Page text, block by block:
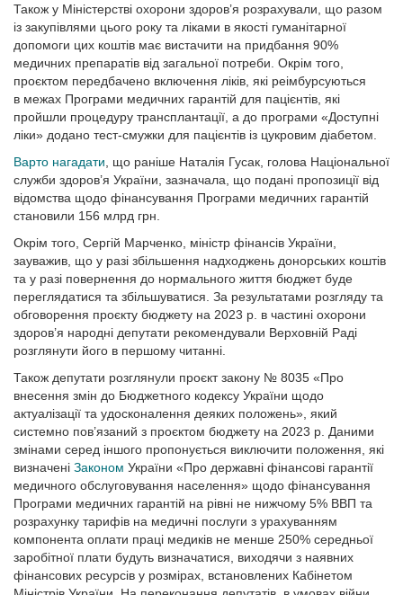
Також у Міністерстві охорони здоров’я розрахували, що разом
із закупівлями цього року та ліками в якості гуманітарної
допомоги цих коштів має вистачити на придбання 90%
медичних препаратів від загальної потреби. Окрім того,
проєктом передбачено включення ліків, які реімбурсуються
в межах Програми медичних гарантій для пацієнтів, які
пройшли процедуру трансплантації, а до програми «Доступні
ліки» додано тест-смужки для пацієнтів із цукровим діабетом.
Варто нагадати , що раніше Наталія Гусак, голова Національної
служби здоров’я України, зазначала, що подані пропозиції від
відомства щодо фінансування Програми медичних гарантій
становили 156 млрд грн.
Окрім того, Сергій Марченко, міністр фінансів України,
зауважив, що у разі збільшення надходжень донорських коштів
та у разі повернення до нормального життя бюджет буде
переглядатися та збільшуватися. За результатами розгляду та
обговорення проєкту бюджету на 2023 р. в частині охорони
здоров’я народні депутати рекомендували Верховній Раді
розглянути його в першому читанні.
Також депутати розглянули проєкт закону № 8035 «Про
внесення змін до Бюджетного кодексу України щодо
актуалізації та удосконалення деяких положень», який
системно пов’язаний з проєктом бюджету на 2023 р. Даними
змінами серед іншого пропонується виключити положення, які
визначені Законом України «Про державні фінансові гарантії
медичного обслуговування населення» щодо фінансування
Програми медичних гарантій на рівні не нижчому 5% ВВП та
розрахунку тарифів на медичні послуги з урахуванням
компонента оплати праці медиків не менше 250% середньої
заробітної плати будуть визначатися, виходячи з наявних
фінансових ресурсів у розмірах, встановлених Кабінетом